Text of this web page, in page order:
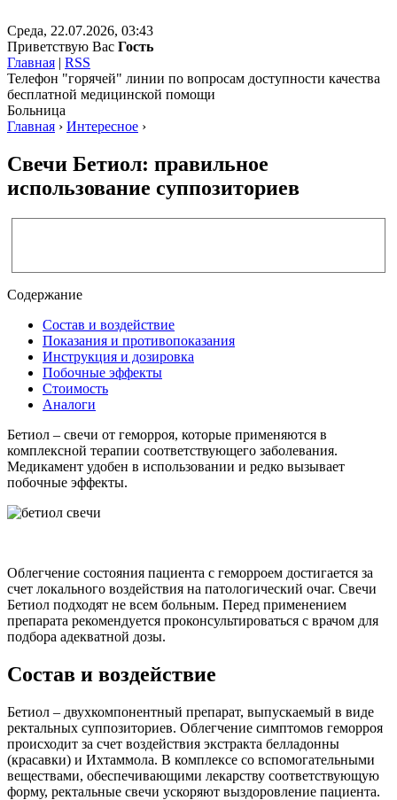
Среда, 22.07.2026, 03:43
Приветствую Вас Гость
Главная | RSS
Телефон "горячей" линии по вопросам доступности качества
бесплатной медицинской помощи
Больница
Главная › Интересное ›
Свечи Бетиол: правильное
использование суппозиториев
Содержание
Состав и воздействие
Показания и противопоказания
Инструкция и дозировка
Побочные эффекты
Стоимость
Аналоги
Бетиол – свечи от геморроя, которые применяются в
комплексной терапии соответствующего заболевания.
Медикамент удобен в использовании и редко вызывает
побочные эффекты.
Облегчение состояния пациента с геморроем достигается за
счет локального воздействия на патологический очаг. Свечи
Бетиол подходят не всем больным. Перед применением
препарата рекомендуется проконсультироваться с врачом для
подбора адекватной дозы.
Состав и воздействие
Бетиол – двухкомпонентный препарат, выпускаемый в виде
ректальных суппозиториев. Облегчение симптомов геморроя
происходит за счет воздействия экстракта белладонны
(красавки) и Ихтаммола. В комплексе со вспомогательными
веществами, обеспечивающими лекарству соответствующую
форму, ректальные свечи ускоряют выздоровление пациента.